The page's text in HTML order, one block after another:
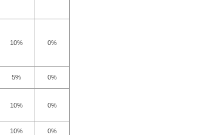
10% 0%
5%
0%
10% 0%
10% 0%